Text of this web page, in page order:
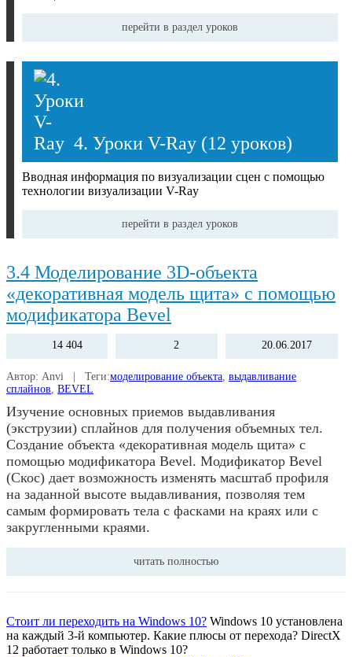
перейти в раздел уроков
4. Уроки V-Ray (12 уроков)
Вводная информация по визуализации сцен с помощью
технологии визуализации V-Ray
перейти в раздел уроков
Выберите тег, чтобы быстро найти публикацию по теме:
3.4 Моделирование 3D-объекта
«декоративная модель щита» с помощью
модификатора Bevel
14 404 2 20.06.2017
Автор: Anvi | Теги:моделирование объекта, выдавливание
сплайнов, BEVEL
Изучение основных приемов выдавливания
(экструзии) сплайнов для получения объемных тел.
Создание объекта «декоративная модель щита» с
помощью модификатора Bevel. Модификатор Bevel
(Скос) дает возможность изменять масштаб профиля
на заданной высоте выдавливания, позволяя тем
самым формировать тела с фасками на краях или с
закругленными краями.
читать полностью
Стоит ли переходить на Windows 10? Windows 10 установлена
на каждый 3-й компьютер. Какие плюсы от перехода? DirectX
12 работает только в Windows 10?